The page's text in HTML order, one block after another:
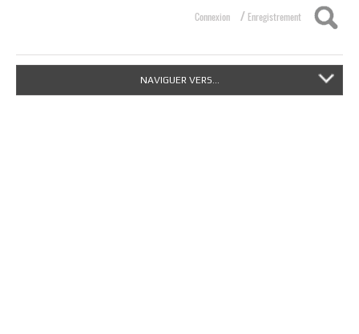
Connexion / Enregistrement
NAVIGUER VERS...